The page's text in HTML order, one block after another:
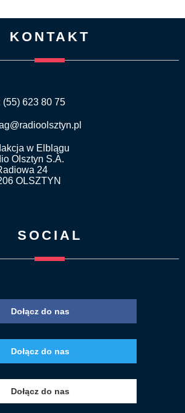
KONTAKT
(55) 623 80 75
w Elblągu
Olsztyn S.A.
24
OLSZTYN
SOCIAL
Dołącz do nas
Dołącz do nas
Dołącz do nas